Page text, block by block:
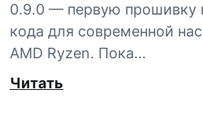
0.9.0 — первую прошивку
кода для современной
AMD Ryzen. Пока…
Читать